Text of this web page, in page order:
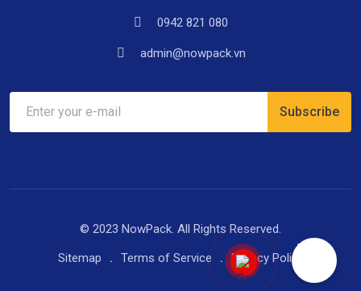
0942 821 080
admin@nowpack.vn
© 2023 NowPack. All Rights Reserved.
Sitemap
Terms of Service Privacy Policy